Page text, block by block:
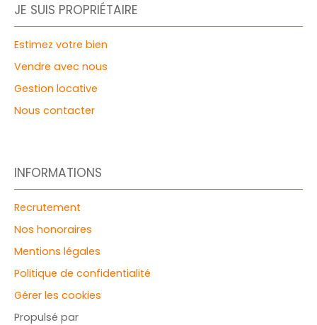
JE SUIS PROPRIÉTAIRE
Estimez votre bien
Vendre avec nous
Gestion locative
Nous contacter
INFORMATIONS
Recrutement
Nos honoraires
Mentions légales
Politique de confidentialité
Gérer les cookies
Propulsé par